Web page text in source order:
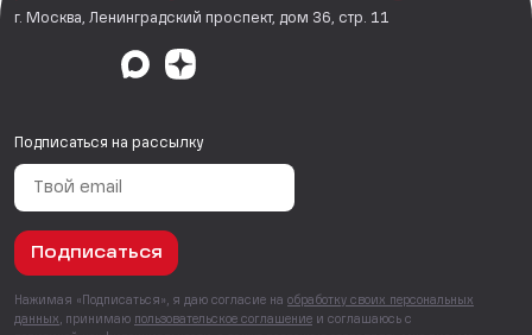
г. Москва, Ленинградский проспект, дом 36, стр. 11
Подписаться на рассылку
Подписаться
Нажимая «Подписаться», я даю согласие на обработку своих персональных
данных , принимаю пользовательское соглашение и соглашаюсь с